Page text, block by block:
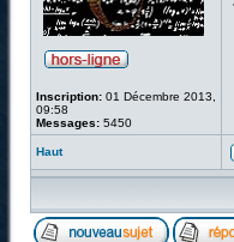
Inscription: 01 Décembre 2013,
09:58
Messages: 5450
Haut